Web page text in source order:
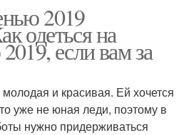
2019
одеться на
если вам за
и красивая. Ей хочется
уже не юная леди, поэтому в
нужно придерживаться